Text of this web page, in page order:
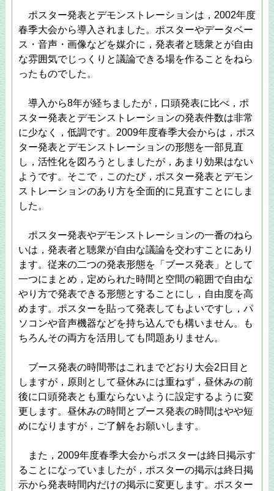
ポスター発表とデモンストレーションは，2002年度
春季大会から導入されました。ポスターやデータベー
ス・音声・画像などを媒介に，発表者と聴衆とが自由
な雰囲気でじっくりと議論できる場を作ることをねら
ったものでした。
導入から8年が経ちましたが，口頭発表に比べ，ポ
スター発表とデモンストレーションの発表件数は非常
に少なく，低調です。2009年度春季大会からは，ポス
ター発表とデモンストレーションの形態を一部見直
し，活性化を図ろうとしましたが，あまり効果はない
ようです。そこで，このたび，ポスター発表とデモン
ストレーションのあり方を全面的に見直すことにしま
した。
ポスター発表やデモンストレーションの一番のねら
いは，発表者と聴衆が自由な議論を交わすことにあり
ます。従来の二つの発表形態を「ブース発表」として
一つにまとめ，定められた時間と空間の範囲で自由な
やり方で発表できる形態とすることにし，自由度を高
めます。ポスターを貼って発表してもよいですし，パ
ソコンや音声機器などを持ち込んでも構いません。も
ちろんその両方を活用しても問題ありません。
ブース発表の時間帯はこれまでどおり大会2日目と
しますが，原則として昼休みには重ねず，昼休みの前
後に口頭発表とも重ならないように設定するように変
更します。昼休みの時間とブース発表の時間はやや短
めになりますが，ご了解をお願いします。
また，2009年度春季大会からポスターは終日掲示す
ることになっていましたが，ポスターの掲示は終日掲
示から発表時間内だけの掲示に変更します。ポスター